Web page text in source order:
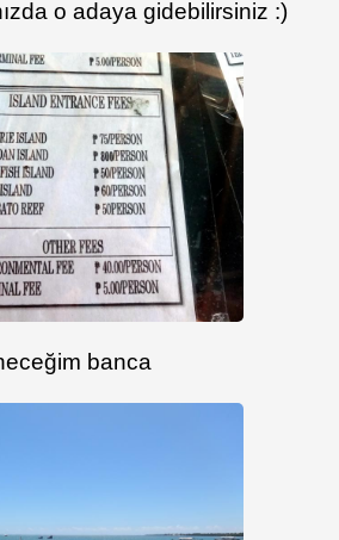
o adaya gidebilirsiniz :)
banca